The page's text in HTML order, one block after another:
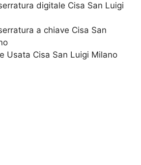
​digitale​ Cisa San Luigi
​a chiave​ Cisa San
Usata​ Cisa San Luigi Milano